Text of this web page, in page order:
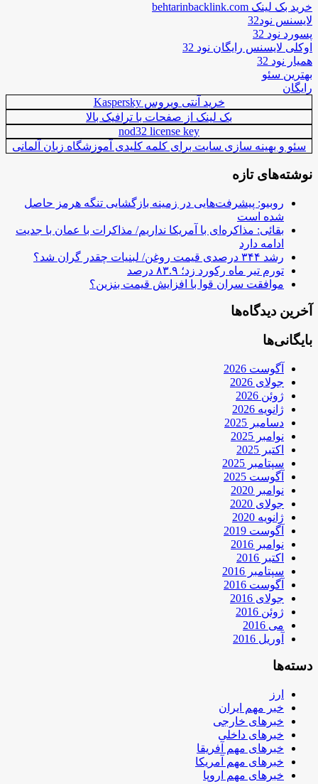
خرید بک لینک behtarinbacklink.com
لایسنس نود32
پسورد نود 32
اوکلی لایسنس رایگان نود 32
همیار نود 32
بهترین سئو
رایگان
خرید آنتی ویروس Kaspersky
بک لینک از صفحات با ترافیک بالا
nod32 license key
سئو و بهینه سازی سایت برای کلمه کلیدی آموزشگاه زبان آلمانی
نوشته‌های تازه
روبیو: پیشرفت‌هایی در زمینه بازگشایی تنگه هرمز حاصل
شده است
بقائی: مذاکره‌ای با آمریکا نداریم/ مذاکرات با عمان با جدیت
ادامه دارد
رشد ۳۴۴ درصدی قیمت روغن/ لبنیات چقدر گران شد؟
تورم تیر ماه رکورد زد؛ ۸۳.۹ درصد
موافقت سران قوا با افزایش قیمت بنزین؟
آخرین دیدگاه‌ها
بایگانی‌ها
آگوست 2026
جولای 2026
ژوئن 2026
ژانویه 2026
دسامبر 2025
نوامبر 2025
اکتبر 2025
سپتامبر 2025
آگوست 2025
نوامبر 2020
جولای 2020
ژانویه 2020
آگوست 2019
نوامبر 2016
اکتبر 2016
سپتامبر 2016
آگوست 2016
جولای 2016
ژوئن 2016
می 2016
آوریل 2016
دسته‌ها
ارز
خبر مهم ایران
خبرهای خارجی
خبرهای داخلی
خبرهای مهم آفریقا
خبرهای مهم آمریکا
خبرهای مهم اروپا